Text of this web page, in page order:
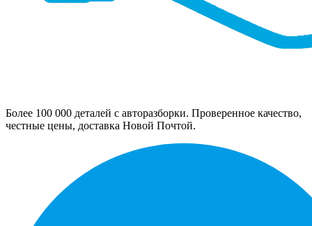
Более 100 000 деталей с авторазборки. Проверенное качество,
честные цены, доставка Новой Почтой.